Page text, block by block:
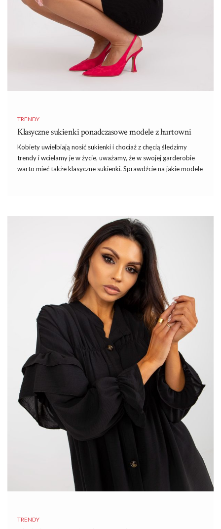
TRENDY
Klasyczne sukienki ponadczasowe modele z hurtowni
Kobiety uwielbiają nosić sukienki i chociaż z chęcią śledzimy
trendy i wcielamy je w życie, uważamy, że w swojej garderobie
warto mieć także klasyczne sukienki. Sprawdźcie na jakie modele
Klasyczne, ponadczasowe, uniwersalne
Zastanawiając się jakie klasyczne sukienki powinny znaleźć się w
kobiecej szafie od razu myślimy o ubraniach basic. Jakie sukienki
są nam niezbędne? Jak je wybierać? Kiedy sukienka jest
Klasyczne sukienkisą takimi modelami, które pod
względem koloru, kroju i zdobień pasują na wiele okazji i nie
wychodzą z mody bez względu na zmieniające się trendy. Są
uniwersalne i ponadczasowe. Klasyczne modele …
TRENDY